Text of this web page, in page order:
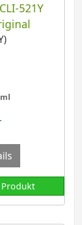
521Y
Produkt